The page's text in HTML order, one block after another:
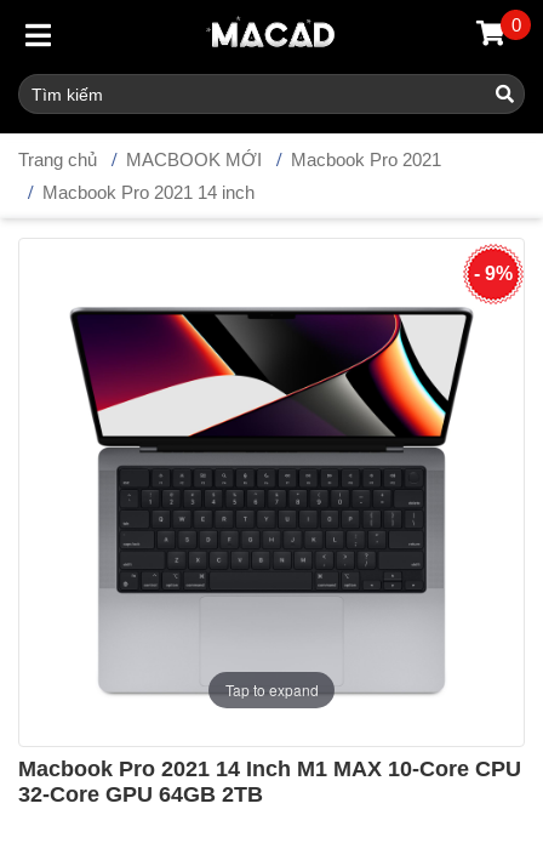
0
Trang chủ MACBOOK MỚI
Macbook Pro 2021
Macbook Pro 2021 14 inch
- 9%
Tap to expand
Macbook Pro 2021 14 Inch M1 MAX 10-Core CPU
32-Core GPU 64GB 2TB